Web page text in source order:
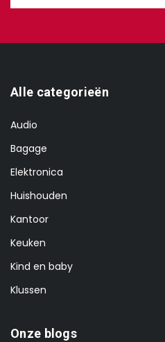
Alle categorieën
Audio
Bagage
Elektronica
Huishouden
Kantoor
Keuken
Kind en baby
Klussen
Onze blogs